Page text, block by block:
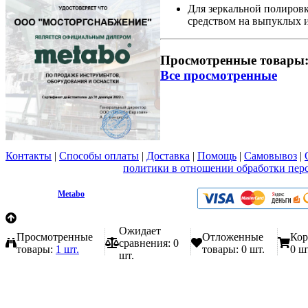
Для зеркальной
средством на выпуклых
Просмотренные товары:
Все просмотренные
Контакты | Способы оплаты | Доставка | Помощь | Самовывоз |
политики в отношении обработки
Metabo
Просмотренные
товары: 1 шт.
Ожидает
сравнения: 0
шт.
Отложенные
товары: 0 шт.
0